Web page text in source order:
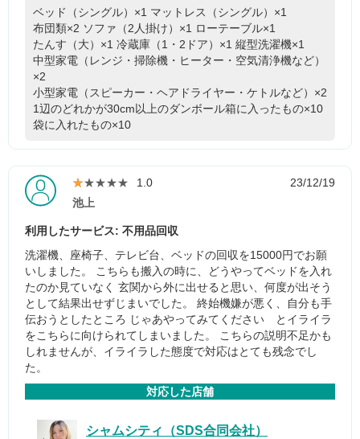
ベッド（シングル）×1 マットレス（シングル）×1
布団類×2 ソファ（2人掛け）×1 ローテーブル×1
たんす（大）×1 冷蔵庫（1・2ドア）×1 縦型洗濯機×1
中型家電（レンジ・掃除機・ヒーター・空気清浄機など）
×2
小型家電（スピーカー・ヘアドライヤー・ケトルなど）×2
1辺のどれかが30cm以上のダンボール箱に入ったもの×10
袋に入れたもの×10
★★★★★
★★★★★ 1.0
23/12/19
池上
利用したサービス: 不用品回収
洗濯機、座椅子、テレビ台、ベッドの回収を15000円でお願
いしました。 こちらも搬入の時に、どうやってベッドを入れ
たのか見ていなく 玄関から外に出せると思い、何度が出そう
として結果出せずじまいでした。 終始機嫌が悪く、自分も手
伝おうとしたところ じゃあやってみてください とイライラ
をこちらに向けられてしまいました。 こちらの説明不足かも
しれませんが、イライラした態度で対応はとても残念でし
た。
対応した店舗
シャムシティ（SDS合同会社）